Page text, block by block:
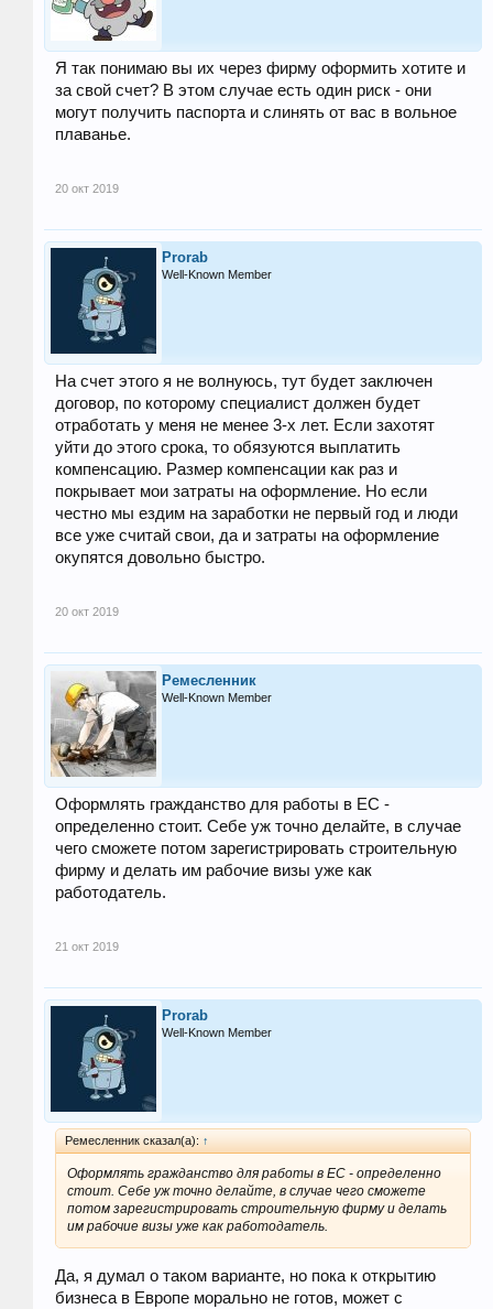
Я так понимаю вы их через фирму оформить хотите и
за свой счет? В этом случае есть один риск - они
могут получить паспорта и слинять от вас в вольное
плаванье.
20 окт 2019
Prorab
Well-Known Member
На счет этого я не волнуюсь, тут будет заключен
договор, по которому специалист должен будет
отработать у меня не менее 3-х лет. Если захотят
уйти до этого срока, то обязуются выплатить
компенсацию. Размер компенсации как раз и
покрывает мои затраты на оформление. Но если
честно мы ездим на заработки не первый год и люди
все уже считай свои, да и затраты на оформление
окупятся довольно быстро.
20 окт 2019
Ремесленник
Well-Known Member
Оформлять гражданство для работы в ЕС -
определенно стоит. Себе уж точно делайте, в случае
чего сможете потом зарегистрировать строительную
фирму и делать им рабочие визы уже как
работодатель.
21 окт 2019
Prorab
Well-Known Member
Ремесленник сказал(а): ↑
Оформлять гражданство для работы в ЕС - определенно
стоит. Себе уж точно делайте, в случае чего сможете
потом зарегистрировать строительную фирму и делать
им рабочие визы уже как работодатель.
Да, я думал о таком варианте, но пока к открытию
бизнеса в Европе морально не готов, может с